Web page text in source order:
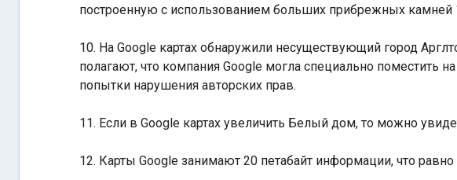
построенную с использованием больших прибрежных камней
10. На Google картах обнаружили несуществующий город
полагают, что компания Google могла специально поместить
попытки нарушения авторских прав.
11. Если в Google картах увеличить Белый дом, то можно
12. Карты Google занимают 20 петабайт информации, что